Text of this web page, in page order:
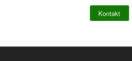
Kontakt